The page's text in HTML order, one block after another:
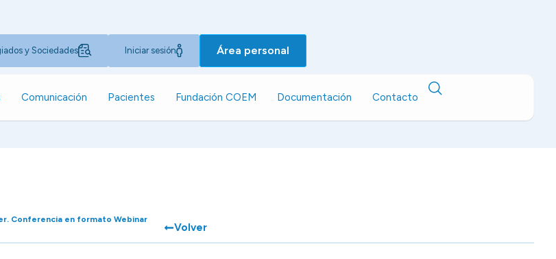
y Sociedades Iniciar sesión Área personal
Comunicación Pacientes Fundación COEM Documentación Contacto
Conferencia en formato Webinar
Volver